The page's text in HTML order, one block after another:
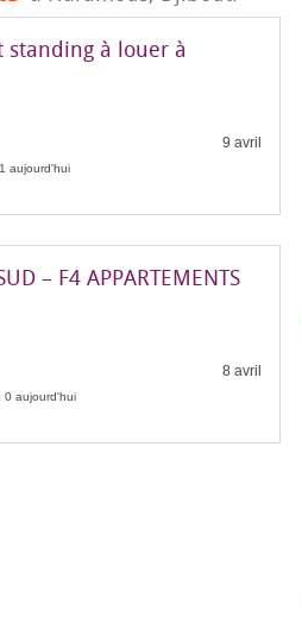
à louer à
9 avril
aujourd'hui
– F4 APPARTEMENTS
8 avril
0 aujourd'hui